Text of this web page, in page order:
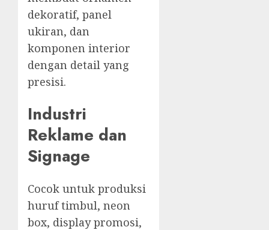
dekoratif, panel
ukiran, dan
komponen interior
dengan detail yang
presisi.
Industri
Reklame dan
Signage
Cocok untuk produksi
huruf timbul, neon
box, display promosi,